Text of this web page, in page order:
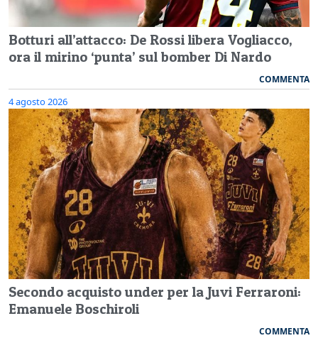
Botturi all’attacco: De Rossi libera Vogliacco,
ora il mirino ‘punta’ sul bomber Di Nardo
COMMENTA
4 agosto 2026
Secondo acquisto under per la Juvi Ferraroni:
Emanuele Boschiroli
COMMENTA